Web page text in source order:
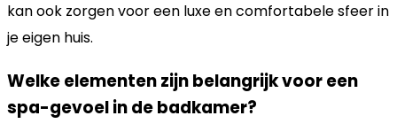
kan ook zorgen voor een luxe en comfortabele sfeer in
je eigen huis.
Welke elementen zijn belangrijk voor een
spa-gevoel in de badkamer?